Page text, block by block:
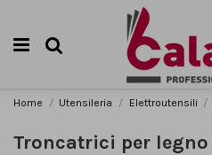
Home Utensileria Elettroutensili
Troncatrici per legno